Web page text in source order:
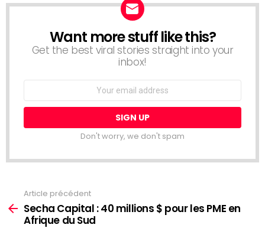
NEWSLETTER
Want more stuff like this?
Get the best viral stories straight into your
inbox!
Don't worry, we don't spam
plus
Article précédent
Secha Capital : 40 millions $ pour les PME en
Afrique du Sud